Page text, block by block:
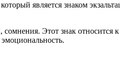
является знаком
Этот знак